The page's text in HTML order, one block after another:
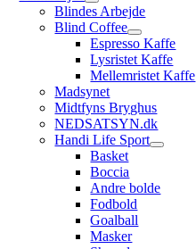
Blindes Arbejde
Blind Coffee
Espresso Kaffe
Lysristet Kaffe
Mellemristet Kaffe
Madsynet
Midtfyns Bryghus
NEDSATSYN.dk
Handi Life Sport
Basket
Boccia
Andre bolde
Fodbold
Goalball
Masker